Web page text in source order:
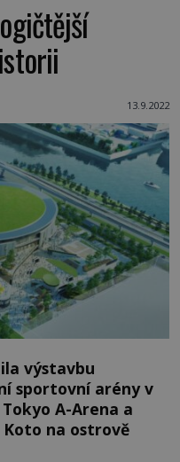
13.9.2022
výstavbu
sportovní arény v
A-Arena a
na ostrově